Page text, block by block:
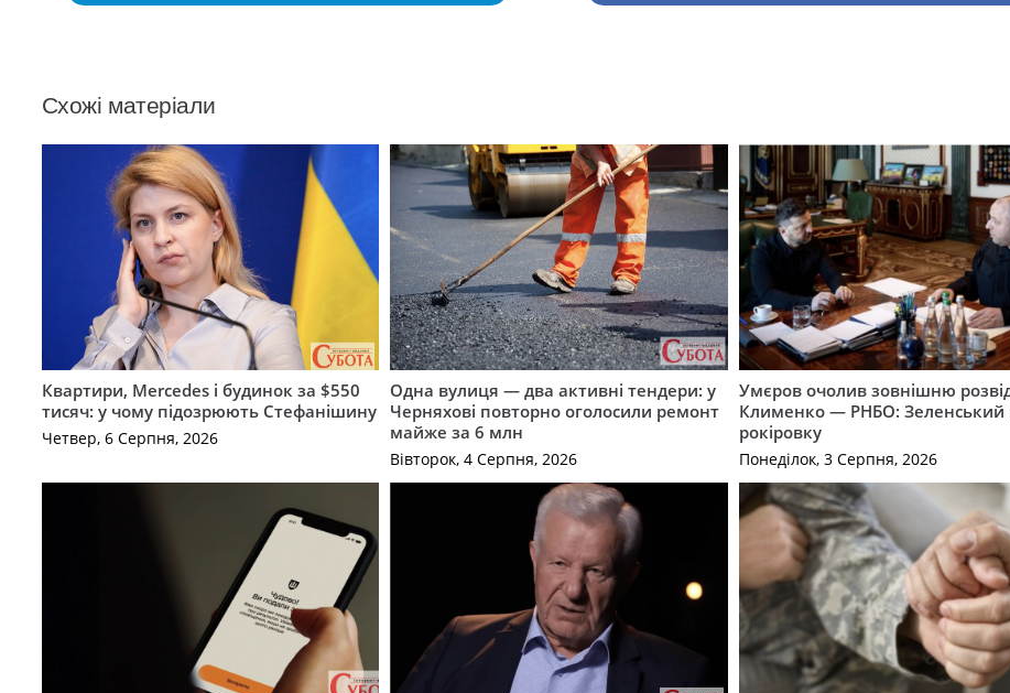
Схожі матеріали
Квартири, Mercedes і будинок за $550
тисяч: у чому підозрюють Стефанішину
Четвер, 6 Серпня, 2026
Одна вулиця — два активні тендери: у
Черняхові повторно оголосили ремонт
майже за 6 млн
Вівторок, 4 Серпня, 2026
Умєров очолив зовнішню
Клименко — РНБО: Зеленський
рокіровку
Понеділок, 3 Серпня, 2026